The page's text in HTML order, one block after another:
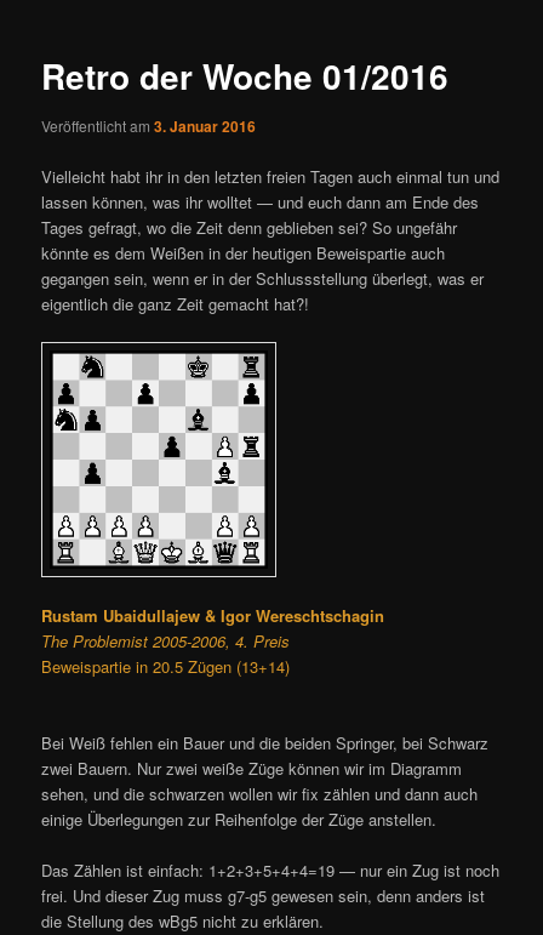
a
s
a
v
i
g
a
t
i
Retro der Woche 01/2016
Veröffentlicht am3. Januar 2016
Vielleicht habt ihr in den letzten freien Tagen auch einmal tun und
lassen können, was ihr wolltet — und euch dann am Ende des
Tages gefragt, wo die Zeit denn geblieben sei? So ungefähr
könnte es dem Weißen in der heutigen Beweispartie auch
gegangen sein, wenn er in der Schlussstellung überlegt, was er
eigentlich die ganz Zeit gemacht hat?!
Rustam Ubaidullajew & Igor Wereschtschagin
The Problemist 2005-2006, 4. Preis
Beweispartie in 20.5 Zügen (13+14)
Bei Weiß fehlen ein Bauer und die beiden Springer, bei Schwarz
zwei Bauern. Nur zwei weiße Züge können wir im Diagramm
sehen, und die schwarzen wollen wir fix zählen und dann auch
einige Überlegungen zur Reihenfolge der Züge anstellen.
Das Zählen ist einfach: 1+2+3+5+4+4=19 — nur ein Zug ist noch
frei. Und dieser Zug muss g7-g5 gewesen sein, denn anders ist
die Stellung des wBg5 nicht zu erklären.